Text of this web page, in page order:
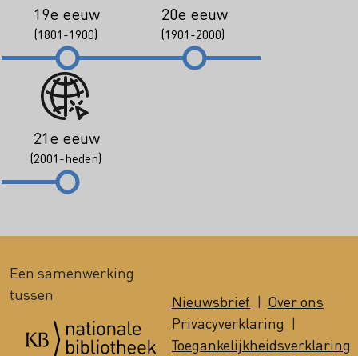
19e eeuw
(1801-1900)
20e eeuw
(1901-2000)
21e eeuw
(2001-heden)
Een samenwerking
tussen
Nieuwsbrief | Over ons
Privacyverklaring |
Toegankelijkheidsverklaring